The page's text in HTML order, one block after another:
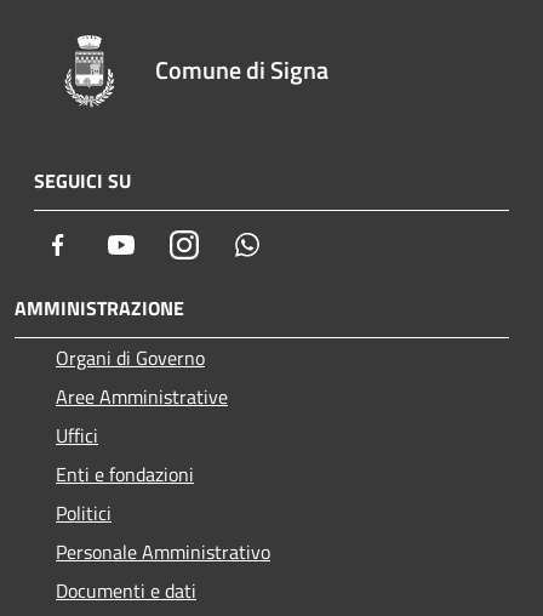
Comune di Signa
SEGUICI SU
Facebook YoutubeInstagram
AMMINISTRAZIONE
Organi di Governo
Aree Amministrative
Uffici
Enti e fondazioni
Politici
Personale Amministrativo
Documenti e dati